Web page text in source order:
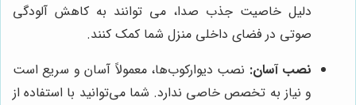
دلیل خاصیت جذب صدا، می توانند به کاهش آلودگی
صوتی در فضای داخلی منزل شما کمک کنند.
نصب آسان: نصب دیوارکوب‌ها، معمولاً آسان و سریع است
و نیاز به تخصص خاصی ندارد. شما می‌توانید با استفاده از